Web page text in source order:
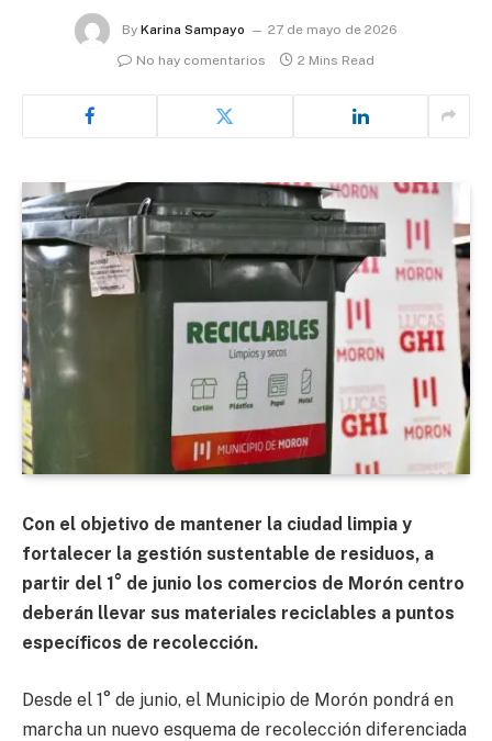
By Karina Sampayo
27 de mayo de 2026
No hay comentarios
2 Mins Read
Con el objetivo de mantener la ciudad limpia y
fortalecer la gestión sustentable de residuos, a
partir del 1° de junio los comercios de Morón centro
deberán llevar sus materiales reciclables a puntos
específicos de recolección.
Desde el 1° de junio, el Municipio de Morón pondrá en
marcha un nuevo esquema de recolección diferenciada